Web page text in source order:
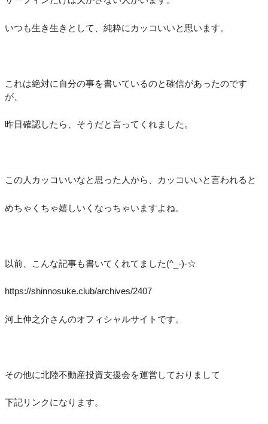
いつも生き生きとして、純粋にカッコいいと思います。
これは絶対に自分の事を書いているのと確信があったのです
が、
昨日確認したら、そうだと言ってくれました。
この人カッコいいなと思った人から、カッコいいと言われると
めちゃくちゃ嬉しいくなっちゃいますよね。
以前、こんな記事も書いてくれてました(^_-)-☆
https://shinnosuke.club/archives/2407
河上伸之介さんのオフィシャルサイトです。
その他に北陸不動産投資支援会を運営しておりまして
下記リンクになります。